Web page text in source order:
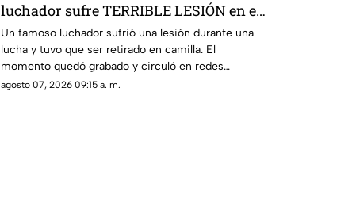
luchador sufre TERRIBLE LESIÓN en el
ring; tuvieron que retirarlo en camilla
Un famoso luchador sufrió una lesión durante una
lucha y tuvo que ser retirado en camilla. El
momento quedó grabado y circuló en redes
sociales.
agosto 07, 2026 09:15 a. m.